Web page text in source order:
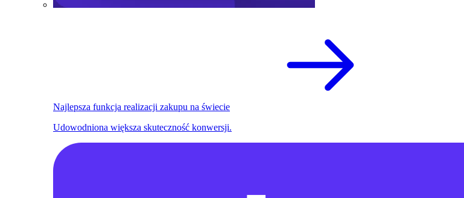
Najlepsza funkcja realizacji zakupu na świecie
Udowodniona większa skuteczność konwersji.